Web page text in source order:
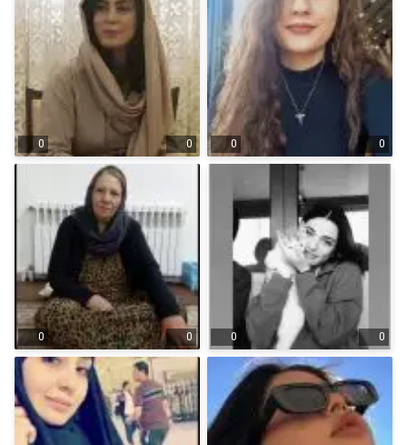
0 0 0 0
0 0 0 0